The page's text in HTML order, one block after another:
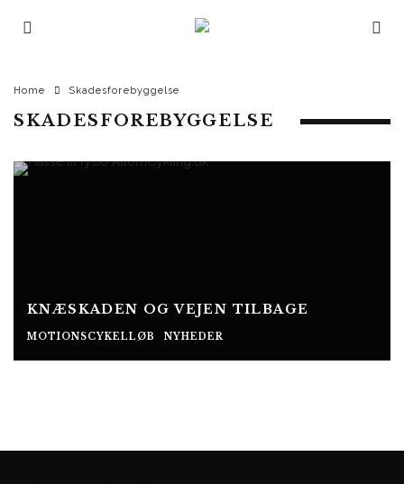
Home Skadesforebyggelse
SKADESFOREBYGGELSE
KNÆSKADEN OG VEJEN TILBAGE
MOTIONSCYKELLØB NYHEDER